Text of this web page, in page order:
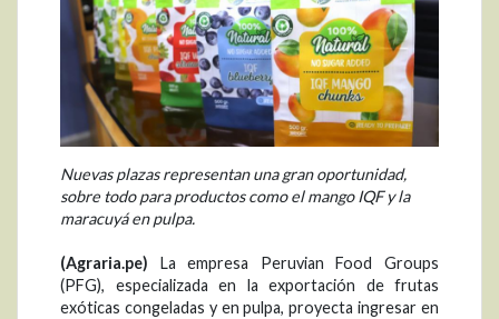
Nuevas plazas representan una gran oportunidad,
sobre todo para productos como el mango IQF y la
maracuyá en pulpa.
(Agraria.pe) La empresa Peruvian Food Groups
(PFG), especializada en la exportación de frutas
exóticas congeladas y en pulpa, proyecta ingresar en